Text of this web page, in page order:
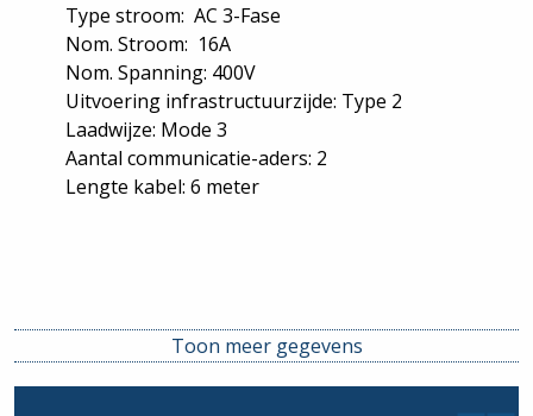
Type stroom: AC 3-Fase
Nom. Stroom: 16A
Nom. Spanning: 400V
Uitvoering infrastructuurzijde: Type 2
Laadwijze: Mode 3
Aantal communicatie-aders: 2
Lengte kabel: 6 meter
Toon meer gegevens